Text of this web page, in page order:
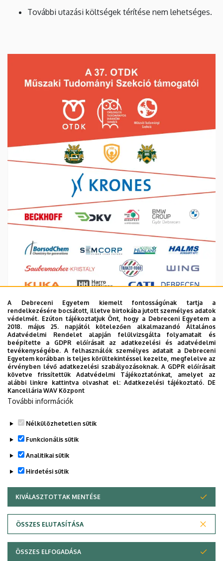
További utazási költségek térítése nem lehetséges.
Legutóbbi frissítés: 2025. 04. 17. 13:16
Adatvédelem
A Debreceni Egyetem kiemelt fontosságúnak tartja a
rendelkezésére bocsátott, illetve birtokába jutott személyes adatok
védelmét. Ezúton tájékoztatjuk Önt, hogy a Debreceni Egyetem a
2018. május 25. napjától kötelezően alkalmazandó Általános
Adatvédelmi Rendelet alapján felülvizsgálta folyamatait és
beépítette a GDPR előírásait az adatkezelési és adatvédelmi
tevékenységébe. A felhasználók személyes adatait a Debreceni
Egyetem korábban is teljes körültekintéssel kezelte, megfelelve az
érvényben lévő adatkezelési szabályozásoknak. A GDPR előírásait
követve frissítettük Adatvédelmi Tájékoztatónkat, amelyet az
alábbi linkre kattintva olvashat el:Adatkezelési tájékoztató. DE
Kancellária WAV Központ
További információk
Nélkülözhetetlen sütik
Funkcionális sütik
Analitikai sütik
Hirdetési sütik
KIVÁLASZTOTTAK MENTÉSE
ÖSSZES ELUTASÍTÁSA
WITHDRAW CONSENT
ÖSSZES ELFOGADÁSA